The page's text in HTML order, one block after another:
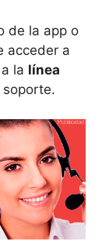
de la app o
acceder a
la línea